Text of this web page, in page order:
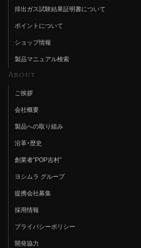
排出ガス試験結果証明書について
ポイントについて
ショップ情報
製品マニュアル検索
About
ご挨拶
会社概要
製品への取り組み
沿革・歴史
創業者“POP吉村”
ヨシムラ グループ
提携会社募集
採用情報
プライバシーポリシー
開発協力